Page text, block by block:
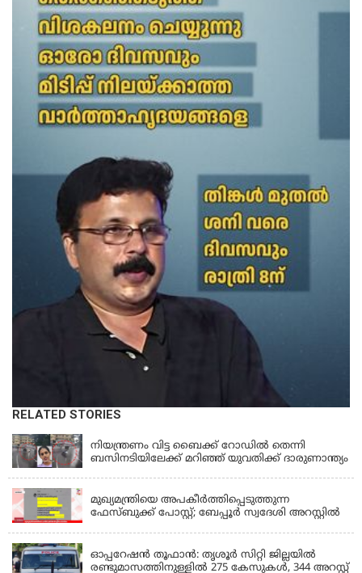
RELATED STORIES
KERALA
നിയന്ത്രണം വിട്ട ബൈക്ക് റോഡിൽ തെന്നി
ബസിനടിയിലേക്ക് മറിഞ്ഞ് യുവതിക്ക് ദാരുണാന്ത്യം
മുഖ്യമന്ത്രിയെ അപകീർത്തിപ്പെടുത്തുന്ന
ഫേസ്‌ബുക്ക് പോസ്റ്റ്; ബേപ്പൂർ സ്വദേശി അറസ്റ്റിൽ
ഓപ്പറേഷൻ തൂഫാൻ: തൃശൂർ സിറ്റി ജില്ലയിൽ
രണ്ടുമാസത്തിനുള്ളിൽ 275 കേസുകൾ, 344 അറസ്റ്റ്